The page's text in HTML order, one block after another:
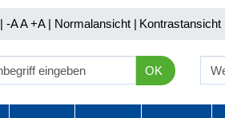
| -A A+A | Normalansicht | Kontrastansicht
OK